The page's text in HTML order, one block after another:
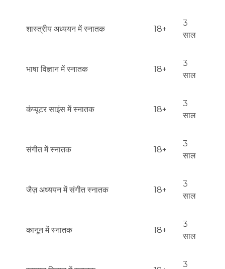
शास्त्रीय अध्ययन में स्नातक 18+
3
साल
भाषा विज्ञान में स्नातक 18+
3
साल
कंप्यूटर साइंस में स्नातक 18+
3
साल
संगीत में स्नातक 18+
3
साल
जैज़ अध्ययन में संगीत स्नातक 18+
3
साल
कानून में स्नातक 18+
3
साल
3